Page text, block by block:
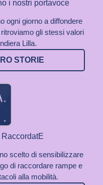
i nostri portavoce
ogni giorno a diffondere
gli stessi valori
Lilla.
STORIE
RaccordatE
scelto di sensibilizzare
di raccordare rampe e
alla mobilità.